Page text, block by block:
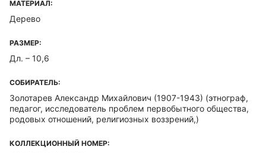
МАТЕРИАЛ:
Дерево
РАЗМЕР:
Дл. – 10,6
СОБИРАТЕЛЬ:
Золотарев Александр Михайлович (1907-1943) (этнограф,
педагог, исследователь проблем первобытного общества,
родовых отношений, религиозных воззрений,)
КОЛЛЕКЦИОННЫЙ НОМЕР: